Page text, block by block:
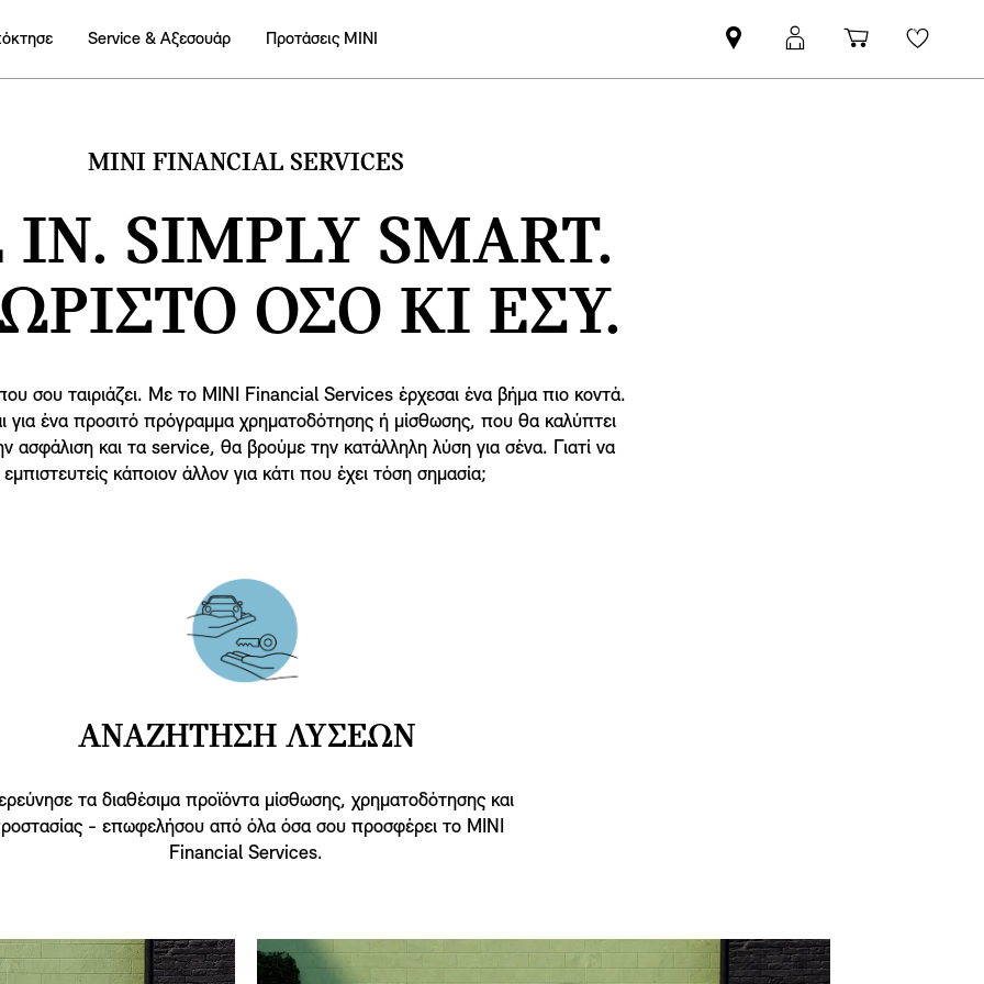
Service & Αξεσουάρ Προτάσεις ΜΙΝΙ
Βρείτε
Επίσημο
ΜΙΝΙ
Αpp
Καλάθι
αγορών
MINI FINANCIAL SERVICES
SIMPLY SMART.
ΟΣΟ ΚΙ ΕΣΥ.
σου ταιριάζει. Με το MINI Financial Services έρχεσαι ένα βήμα πιο κοντά.
για ένα προσιτό πρόγραμμα χρηματοδότησης ή μίσθωσης, που θα καλύπτει
ασφάλιση και τα service, θα βρούμε την κατάλληλη λύση για σένα. Γιατί να
εμπιστευτείς κάποιον άλλον για κάτι που έχει τόση σημασία;
ΑΝΑΖΗΤΗΣΗ ΛΥΣΕΩΝ
τα διαθέσιμα προϊόντα μίσθωσης, χρηματοδότησης και
- επωφελήσου από όλα όσα σου προσφέρει το MINI
Financial Services.